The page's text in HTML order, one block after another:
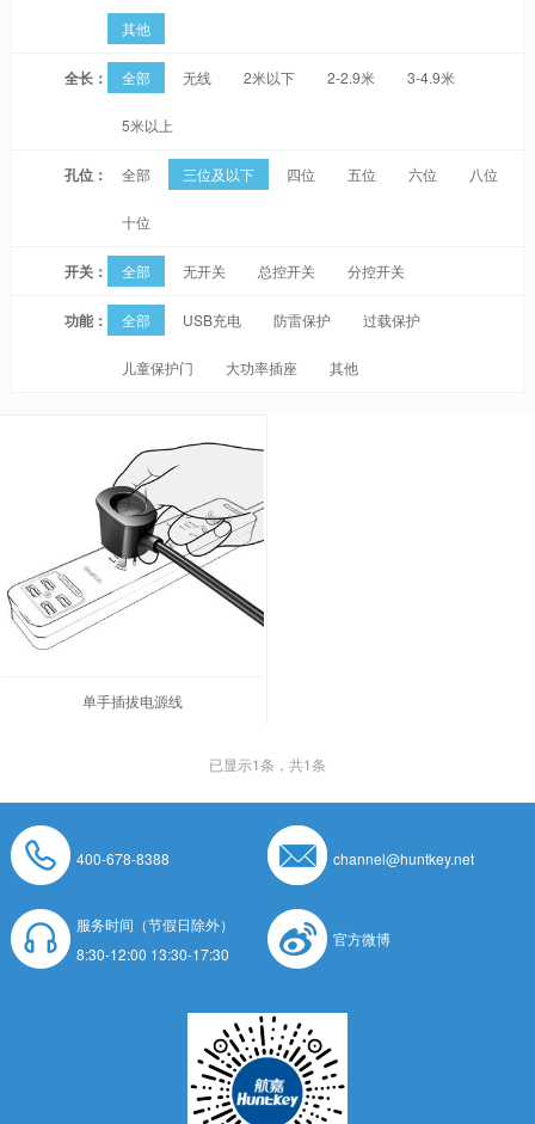
其他
全长： 全部 无线 2米以下 2-2.9米 3-4.9米
5米以上
孔位： 全部 三位及以下 四位 五位 六位 八位
十位
开关： 全部 无开关 总控开关 分控开关
功能： 全部 USB充电 防雷保护 过载保护
儿童保护门 大功率插座 其他
单手插拔电源线
已显示1条，共1条
400-678-8388 channel@huntkey.net
服务时间（节假日除外）
8:30-12:00 13:30-17:30
官方微博